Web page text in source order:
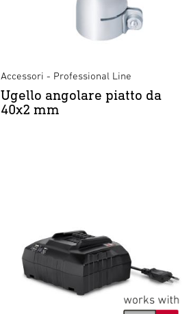
Accessori - Professional Line
Ugello angolare piatto da
40x2 mm